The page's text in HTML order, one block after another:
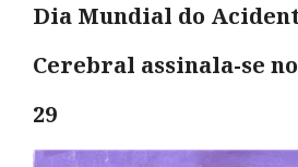
Dia Mundial do
Cerebral assinala-se
29